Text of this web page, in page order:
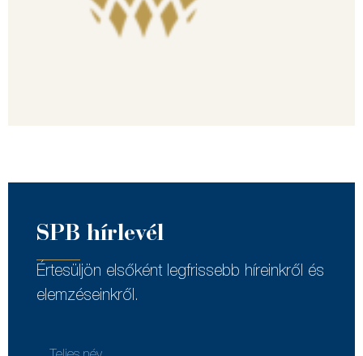
SPB hírlevél
Értesüljön elsőként legfrissebb híreinkről és
elemzéseinkről.